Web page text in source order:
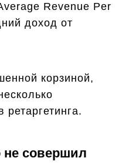
Revenue Per
доход от
корзиной,
не совершил